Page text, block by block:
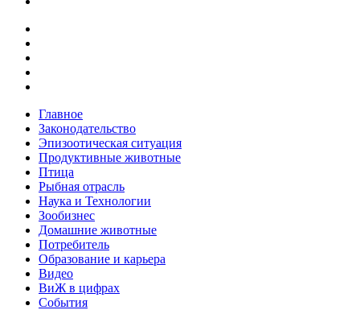
Главное
Законодательство
Эпизоотическая ситуация
Продуктивные животные
Птица
Рыбная отрасль
Наука и Технологии
Зообизнес
Домашние животные
Потребитель
Образование и карьера
Видео
ВиЖ в цифрах
События